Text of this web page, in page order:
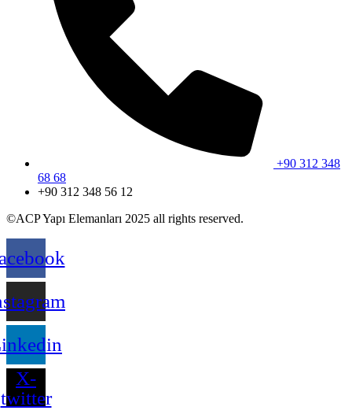
+90 312 348
68 68
+90 312 348 56 12
©ACP Yapı Elemanları 2025 all rights reserved.
X-
twitter